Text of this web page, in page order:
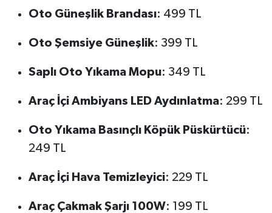
Oto Güneşlik Brandası: 499 TL
Oto Şemsiye Güneşlik: 399 TL
Saplı Oto Yıkama Mopu: 349 TL
Araç İçi Ambiyans LED Aydınlatma: 299 TL
Oto Yıkama Basınçlı Köpük Püskürtücü:
249 TL
Araç İçi Hava Temizleyici: 229 TL
Araç Çakmak Şarjı 100W: 199 TL